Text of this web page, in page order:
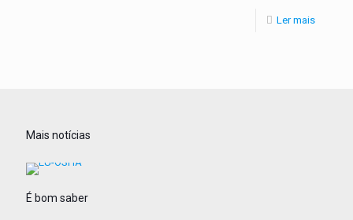
Ler mais
Mais notícias
É bom saber